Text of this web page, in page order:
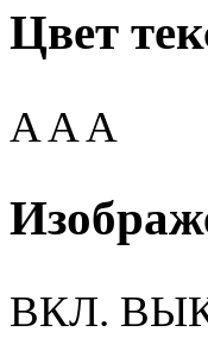
Цвет
AAA
ВКЛ.